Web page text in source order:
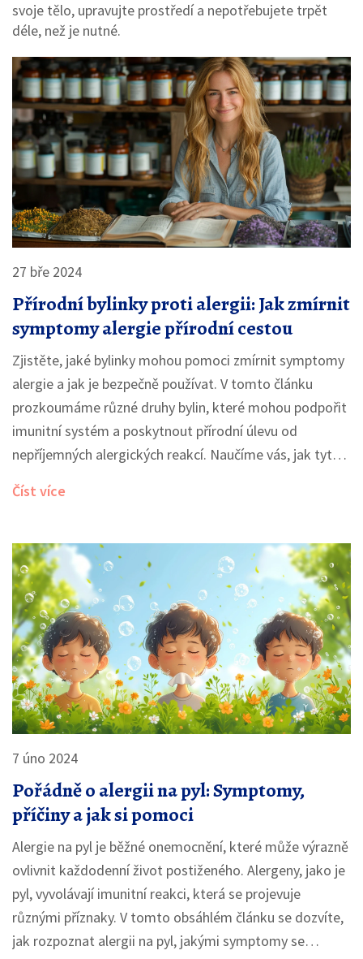
svoje tělo, upravujte prostředí a nepotřebujete trpět
déle, než je nutné.
27 bře 2024
Přírodní bylinky proti alergii: Jak zmírnit
symptomy alergie přírodní cestou
Zjistěte, jaké bylinky mohou pomoci zmírnit symptomy
alergie a jak je bezpečně používat. V tomto článku
prozkoumáme různé druhy bylin, které mohou podpořit
imunitní systém a poskytnout přírodní úlevu od
nepříjemných alergických reakcí. Naučíme vás, jak tyto
osvědčených tipů na jejich zařazení do vaší každodenní
Číst více
7 úno 2024
Pořádně o alergii na pyl: Symptomy,
příčiny a jak si pomoci
Alergie na pyl je běžné onemocnění, které může výrazně
ovlivnit každodenní život postiženého. Alergeny, jako je
pyl, vyvolávají imunitní reakci, která se projevuje
různými příznaky. V tomto obsáhlém článku se dozvíte,
jak rozpoznat alergii na pyl, jakými symptomy se